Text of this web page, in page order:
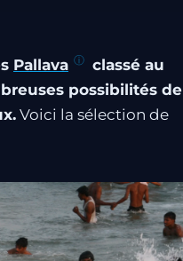
Pallava
classé au
possibilités de
Voici la sélection de